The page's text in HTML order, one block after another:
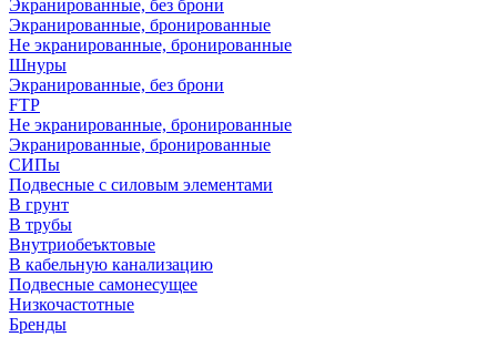
Экранированные, без брони
Экранированные, бронированные
Не экранированные, бронированные
Шнуры
Экранированные, без брони
FTP
Не экранированные, бронированные
Экранированные, бронированные
СИПы
Подвесные с силовым элементами
В грунт
В трубы
Внутриобеъктовые
В кабельную канализацию
Подвесные самонесущее
Низкочастотные
Бренды